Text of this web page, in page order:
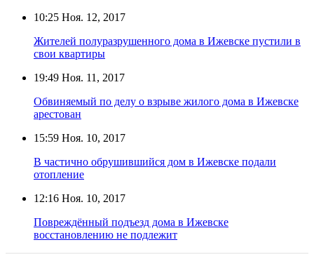
10:25 Ноя. 12, 2017
Жителей полуразрушенного дома в Ижевске пустили в
свои квартиры
19:49 Ноя. 11, 2017
Обвиняемый по делу о взрыве жилого дома в Ижевске
арестован
15:59 Ноя. 10, 2017
В частично обрушившийся дом в Ижевске подали
отопление
12:16 Ноя. 10, 2017
Повреждённый подъезд дома в Ижевске
восстановлению не подлежит